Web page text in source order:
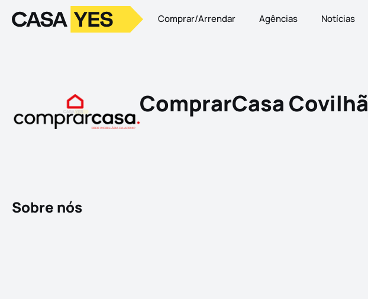
LogoIr para a homepage Comprar/Arrendar Agências Notícias
ComprarCasa Covilhã
Sobre nós